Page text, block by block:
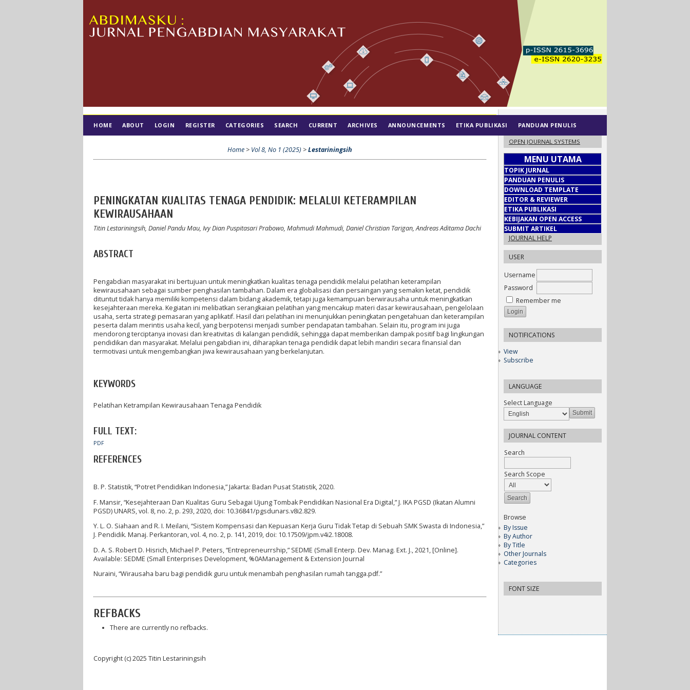
OPEN JOURNAL SYSTEMS
MENU UTAMA
TOPIK JURNAL
PANDUAN PENULIS
DOWNLOAD TEMPLATE
EDITOR & REVIEWER
ETIKA PUBLIKASI
KEBIJAKAN OPEN ACCESS
SUBMIT ARTIKEL
JOURNAL HELP
USER
Username
Password
Remember me
NOTIFICATIONS
View
Subscribe
LANGUAGE
Select Language
JOURNAL CONTENT
Search
Search Scope
Browse
By Issue
By Author
By Title
Other Journals
Categories
FONT SIZE
HOME ABOUT LOGIN REGISTER CATEGORIES SEARCH CURRENT ARCHIVES ANNOUNCEMENTS ETIKA PUBLIKASI PANDUAN PENULIS
Home > Vol 8, No 1 (2025) >Lestariningsih
PENINGKATAN KUALITAS TENAGA PENDIDIK: MELALUI KETERAMPILAN
KEWIRAUSAHAAN
Titin Lestariningsih, Daniel Pandu Mau, Ivy Dian Puspitasari Prabowo, Mahmudi Mahmudi, Daniel Christian Tarigan, Andreas Aditama Dachi
ABSTRACT
Pengabdian masyarakat ini bertujuan untuk meningkatkan kualitas tenaga pendidik melalui pelatihan keterampilan
kewirausahaan sebagai sumber penghasilan tambahan. Dalam era globalisasi dan persaingan yang semakin ketat, pendidik
dituntut tidak hanya memiliki kompetensi dalam bidang akademik, tetapi juga kemampuan berwirausaha untuk meningkatkan
kesejahteraan mereka. Kegiatan ini melibatkan serangkaian pelatihan yang mencakup materi dasar kewirausahaan, pengelolaan
usaha, serta strategi pemasaran yang aplikatif. Hasil dari pelatihan ini menunjukkan peningkatan pengetahuan dan keterampilan
peserta dalam merintis usaha kecil, yang berpotensi menjadi sumber pendapatan tambahan. Selain itu, program ini juga
mendorong terciptanya inovasi dan kreativitas di kalangan pendidik, sehingga dapat memberikan dampak positif bagi lingkungan
pendidikan dan masyarakat. Melalui pengabdian ini, diharapkan tenaga pendidik dapat lebih mandiri secara finansial dan
termotivasi untuk mengembangkan jiwa kewirausahaan yang berkelanjutan.
KEYWORDS
Pelatihan Ketrampilan Kewirausahaan Tenaga Pendidik
FULL TEXT:
PDF
REFERENCES
B. P. Statistik, “Potret Pendidikan Indonesia,” Jakarta: Badan Pusat Statistik, 2020.
F. Mansir, “Kesejahteraan Dan Kualitas Guru Sebagai Ujung Tombak Pendidikan Nasional Era Digital,” J. IKA PGSD (Ikatan Alumni
PGSD) UNARS, vol. 8, no. 2, p. 293, 2020, doi: 10.36841/pgsdunars.v8i2.829.
Y. L. O. Siahaan and R. I. Meilani, “Sistem Kompensasi dan Kepuasan Kerja Guru Tidak Tetap di Sebuah SMK Swasta di Indonesia,”
J. Pendidik. Manaj. Perkantoran, vol. 4, no. 2, p. 141, 2019, doi: 10.17509/jpm.v4i2.18008.
D. A. S. Robert D. Hisrich, Michael P. Peters, “Entrepreneurrship,” SEDME (Small Enterp. Dev. Manag. Ext. J., 2021, [Online].
Available: SEDME (Small Enterprises Development, %0AManagement & Extension Journal
Nuraini, “Wirausaha baru bagi pendidik guru untuk menambah penghasilan rumah tangga.pdf.”
REFBACKS
There are currently no refbacks.
Copyright (c) 2025 Titin Lestariningsih